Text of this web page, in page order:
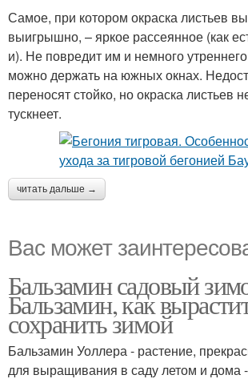
Самое, при котором окраска листьев
выигрышно, – яркое рассеянное (как
и). Не повредит им и немного
можно держать на южных окнах.
переносят стойко, но окраска листьев
тускнеет.
читать дальше →
Вас может
Бальзамин садовый
Бальзамин, как
сохранить зимой
Бальзамин Уоллера - растение,
для выращивания в саду летом и дома